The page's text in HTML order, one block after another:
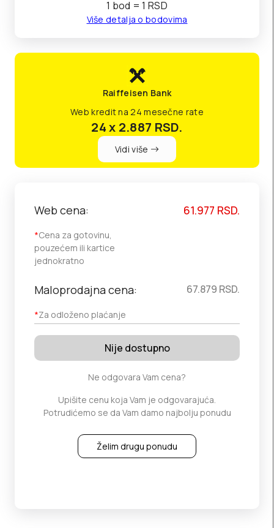
1 bod = 1 RSD
Više detalja o bodovima
Raiffeisen Bank
Web kredit na 24 mesečne rate
24 x 2.887 RSD.
Vidi više
Web cena:
*Cena za gotovinu,
pouzećem ili kartice
jednokratno
61.977 RSD.
Maloprodajna cena:
*Za odloženo plaćanje
67.879 RSD.
Nije dostupno
Ne odgovara Vam cena?
Upišite cenu koja Vam je odgovarajuća.
Potrudićemo se da Vam damo najbolju ponudu
Želim drugu ponudu